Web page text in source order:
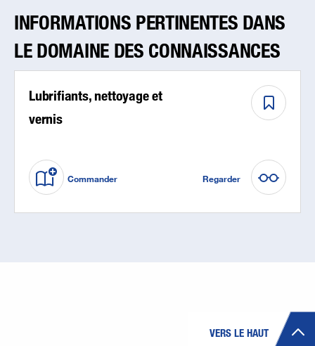
INFORMATIONS PERTINENTES DANS
LE DOMAINE DES CONNAISSANCES
Lubrifiants, nettoyage et
vernis
Commander Regarder
VERS LE HAUT